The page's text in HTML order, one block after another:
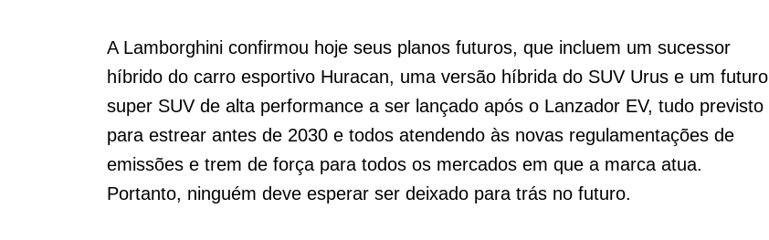
A Lamborghini confirmou hoje seus planos futuros, que incluem um sucessor
híbrido do carro esportivo Huracan, uma versão híbrida do SUV Urus e um futuro
super SUV de alta performance a ser lançado após o Lanzador EV, tudo previsto
para estrear antes de 2030 e todos atendendo às novas regulamentações de
emissões e trem de força para todos os mercados em que a marca atua.
Portanto, ninguém deve esperar ser deixado para trás no futuro.